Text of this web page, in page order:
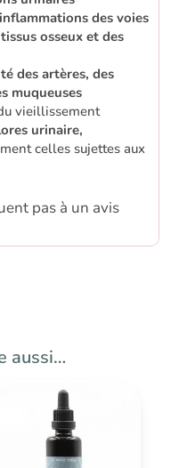
des voies
osseux et des
des artères, des
muqueuses
vieillissement
urinaire,
celles sujettes aux
pas à un avis
aussi…